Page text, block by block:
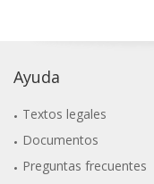
Ayuda
Textos legales
Documentos
Preguntas frecuentes